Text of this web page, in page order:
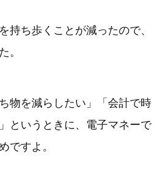
持ち歩くことが減ったので、
。
物を減らしたい」「会計で時
というときに、電子マネーで
ですよ。